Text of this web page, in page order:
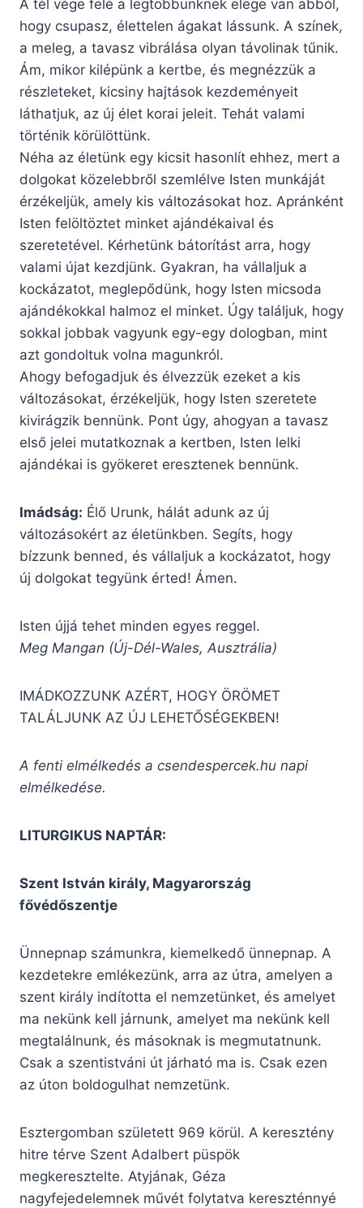
A tél vége felé a legtöbbünknek elege van abból,
hogy csupasz, élettelen ágakat lássunk. A színek,
a meleg, a tavasz vibrálása olyan távolinak tűnik.
Ám, mikor kilépünk a kertbe, és megnézzük a
részleteket, kicsiny hajtások kezdeményeit
láthatjuk, az új élet korai jeleit. Tehát valami
történik körülöttünk.
Néha az életünk egy kicsit hasonlít ehhez, mert a
dolgokat közelebbről szemlélve Isten munkáját
érzékeljük, amely kis változásokat hoz. Apránként
Isten felöltöztet minket ajándékaival és
szeretetével. Kérhetünk bátorítást arra, hogy
valami újat kezdjünk. Gyakran, ha vállaljuk a
kockázatot, meglepődünk, hogy Isten micsoda
ajándékokkal halmoz el minket. Úgy találjuk, hogy
sokkal jobbak vagyunk egy-egy dologban, mint
azt gondoltuk volna magunkról.
Ahogy befogadjuk és élvezzük ezeket a kis
változásokat, érzékeljük, hogy Isten szeretete
kivirágzik bennünk. Pont úgy, ahogyan a tavasz
első jelei mutatkoznak a kertben, Isten lelki
ajándékai is gyökeret eresztenek bennünk.
Imádság: Élő Urunk, hálát adunk az új
változásokért az életünkben. Segíts, hogy
bízzunk benned, és vállaljuk a kockázatot, hogy
új dolgokat tegyünk érted! Ámen.
Isten újjá tehet minden egyes reggel.
Meg Mangan (Új-Dél-Wales, Ausztrália)
IMÁDKOZZUNK AZÉRT, HOGY ÖRÖMET
TALÁLJUNK AZ ÚJ LEHETŐSÉGEKBEN!
A fenti elmélkedés a csendespercek.hu napi
elmélkedése.
LITURGIKUS NAPTÁR:
Szent István király, Magyarország
fővédőszentje
Ünnepnap számunkra, kiemelkedő ünnepnap. A
kezdetekre emlékezünk, arra az útra, amelyen a
szent király indította el nemzetünket, és amelyet
ma nekünk kell járnunk, amelyet ma nekünk kell
megtalálnunk, és másoknak is megmutatnunk.
Csak a szentistváni út járható ma is. Csak ezen
az úton boldogulhat nemzetünk.
Esztergomban született 969 körül. A keresztény
hitre térve Szent Adalbert püspök
megkeresztelte. Atyjának, Géza
nagyfejedelemnek művét folytatva kereszténnyé